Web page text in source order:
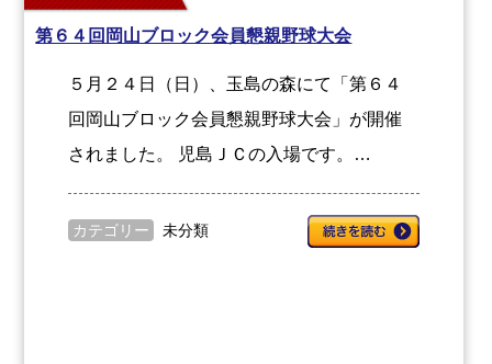
第６４回岡山ブロック会員懇親野球大会
５月２４日（日）、玉島の森にて「第６４
回岡山ブロック会員懇親野球大会」が開催
されました。 児島ＪＣの入場です。…
カテゴリー 未分類